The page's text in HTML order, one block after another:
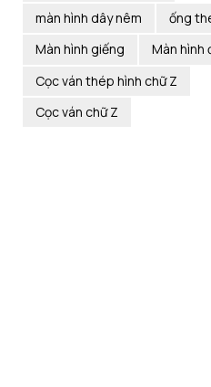
màn hình dây nêm
ống
Màn hình giếng
Màn hình
Cọc ván thép hình chữ Z
Cọc ván chữ Z